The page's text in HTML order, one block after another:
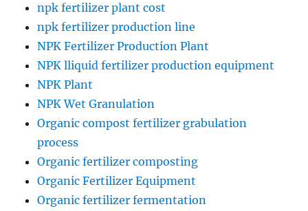
npk fertilizer plant cost
npk fertilizer production line
NPK Fertilizer Production Plant
NPK lliquid fertilizer production equipment
NPK Plant
NPK Wet Granulation
Organic compost fertilizer grabulation
process
Organic fertilizer composting
Organic Fertilizer Equipment
Organic fertilizer fermentation